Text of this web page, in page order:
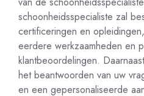
schoonheidsspecialiste zal
certificeringen en
eerdere werkzaamheden en
klantbeoordelingen.
het beantwoorden van uw
en een gepersonaliseerde